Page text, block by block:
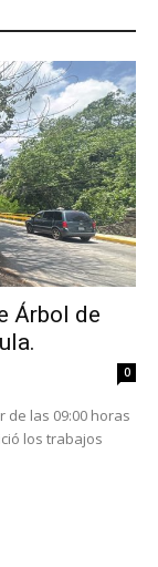
Árbol de
0
de las 09:00 horas
los trabajos